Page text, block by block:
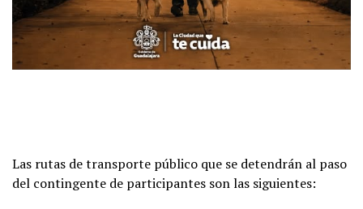
Las rutas de transporte público que se detendrán al paso
del contingente de participantes son las siguientes: